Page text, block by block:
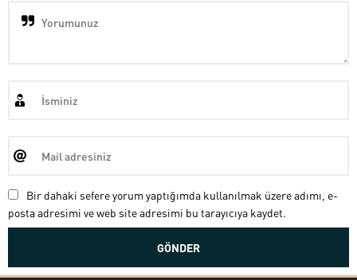
Bir dahaki sefere yorum yaptığımda kullanılmak üzere adımı, e-
posta adresimi ve web site adresimi bu tarayıcıya kaydet.